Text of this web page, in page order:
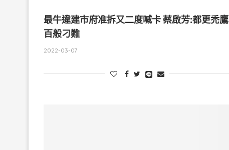
最牛違建市府准拆又二度喊卡 蔡啟芳:都更禿鷹
百般刁難
2022-03-07